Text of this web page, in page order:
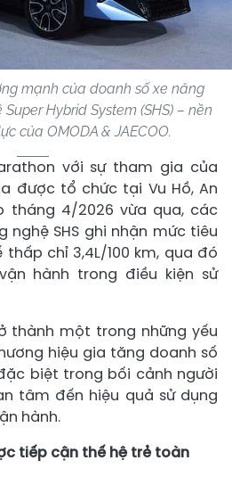
mạnh của doanh số xe năng
Hybrid System (SHS) – nền
của OMODA & JAECOO.
với sự tham gia của
được tổ chức tại Vu Hồ, An
tháng 4/2026 vừa qua, các
nghệ SHS ghi nhận mức tiêu
chỉ 3,4L/100 km, qua đó
hành trong điều kiện sử
thành một trong những yếu
hiệu gia tăng doanh số
biệt trong bối cảnh người
tâm đến hiệu quả sử dụng
hành.
tiếp cận thế hệ trẻ toàn